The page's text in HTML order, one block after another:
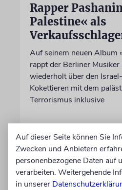
Rapper
Palestine« als
Auf seinem neuen Album
rappt der Berliner Musiker
wiederholt über den
Kokettieren mit dem
Terrorismus inklusive
07.08.2026
Auf dieser Seite können Sie
Zwecken und Anbietern
personenbezogene Daten auf
verarbeiten. Weitergehende
in unserer